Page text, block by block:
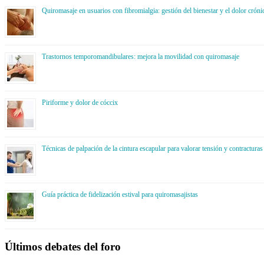
Quiromasaje en usuarios con fibromialgia: gestión del bienestar y el dolor
Trastornos temporomandibulares: mejora la movilidad con quiromasaje
Piriforme y dolor de cóccix
Técnicas de palpación de la cintura escapular para valorar tensión y contracturas
Guía práctica de fidelización estival para quiromasajistas
Últimos debates del foro